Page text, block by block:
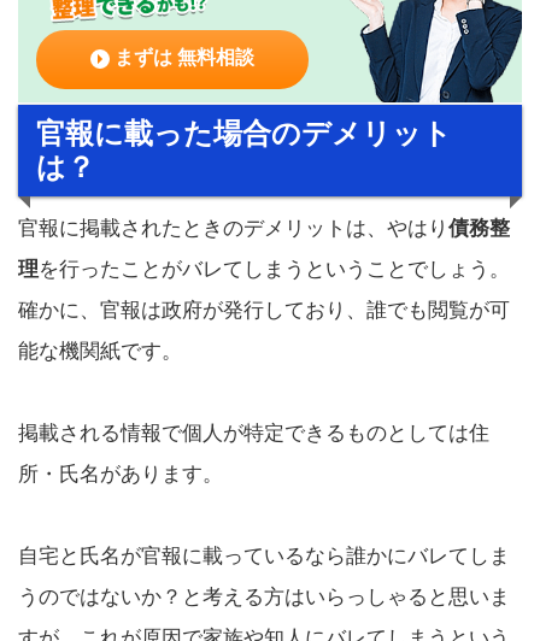
まずは 無料相談
官報に載った場合のデメリット
は？
官報に掲載されたときのデメリットは、やはり 債務整
理を行ったことがバレてしまうということでしょう。
確かに、官報は政府が発行しており、誰でも閲覧が可
能な機関紙です。
掲載される情報で個人が特定できるものとしては住
所・氏名があります。
自宅と氏名が官報に載っているなら誰かにバレてしま
うのではないか？と考える方はいらっしゃると思いま